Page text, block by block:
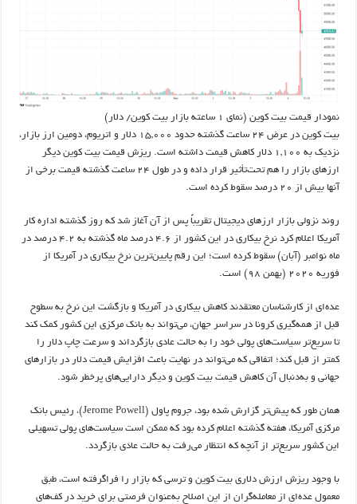
نمودار قیمت بیت کوین (نمای ۱ ساعته بازار بیت کوین/ دلار)
بیت کوین در عرض ۲۴ ساعت گذشته حدود ۱۵,۰۰۰ دلار و اتریوم، دومین ارز بازار،
نزدیک به ۱,۱۰۰ دلار کاهش قیمت داشته‌ است. ریزش قیمت بیت کوین دیگر
ارزهای بازار را هم تحت‌تأثیر قرار داده و در طول ۲۴ ساعت گذشته قیمت برخی از
آنها بیش از ۲۰ درصد سقوط کرده است.
روند نزولی بازار ارزهای دیجیتال تقریباً پس از آن آغاز شد که روز گذشته اداره کار
آمریکا اعلام کرد نرخ بیکاری در این کشور از ۴.۶ درصد ماه گذشته به ۴.۲ درصد در
ماه نوامبر (آبان) سقوط کرده است؛ این رقم پایین‌ترین نرخ بیکاری در آمریکا از
فوریه ۲۰۲۰ (بهمن ۹۸) است.
عده‌ای از کارشناسان معتقدند کاهش بیکاری در آمریکا و بازگشت این نرخ به سطوح
قبل از همه‌گیری کرونا در سراسر جهان، می‌تواند به بانک مرکزی این کشور کمک کند
تا سریع‌تر سیاست‌های پولی خود را به حالت عادی بازگرداند و سرعت چاپ دلار را
کمتر از قبل کند؛ اتفاقی که می‌تواند در نهایت باعث افزایش قیمت دلار در بازارهای
جهانی و به‌دنبال آن کاهش قیمت بیت کوین و دیگر دارایی‌های پرخطر شود.
همان طور که پیش‌تر گزارش شده بود، جروم پاول (Jerome Powell)، رئیس بانک
مرکزی آمریکا، هفته گذشته اعلام کرده بود که ممکن است سیاست‌های پولی تسهیلی
این کشور سریع‌تر از آنچه که انتظار می‌رفت به حالت عادی بازگردد.
با وجود ریزش ارزش دلاری بیت کوین و ترسی که بازار را فراگرفته است، طبق
معمول عده‌ای از معامله‌گران از این اصلاح به‌عنوان فرصتی برای خرید در کف‌های